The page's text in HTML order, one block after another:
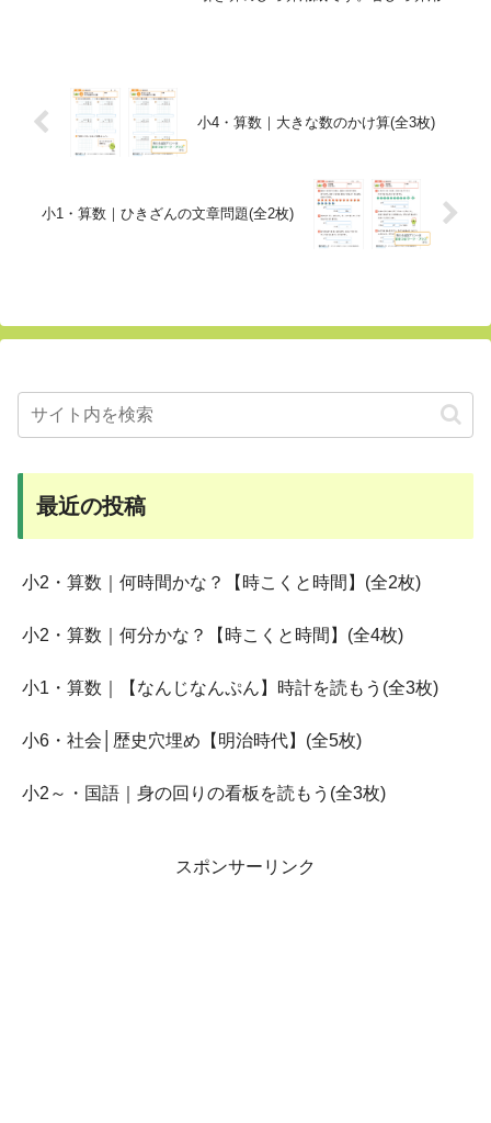
小4・算数｜大きな数のかけ算(全3枚)
小1・算数｜ひきざんの文章問題(全2枚)
最近の投稿
小2・算数｜何時間かな？【時こくと時間】(全2枚)
小2・算数｜何分かな？【時こくと時間】(全4枚)
小1・算数｜【なんじなんぷん】時計を読もう(全3枚)
小6・社会│歴史穴埋め【明治時代】(全5枚)
小2～・国語｜身の回りの看板を読もう(全3枚)
スポンサーリンク